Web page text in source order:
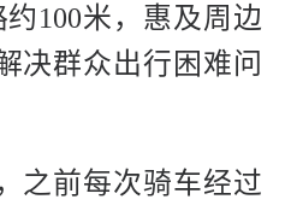
100米，惠及周边
决群众出行困难问
之前每次骑车经过